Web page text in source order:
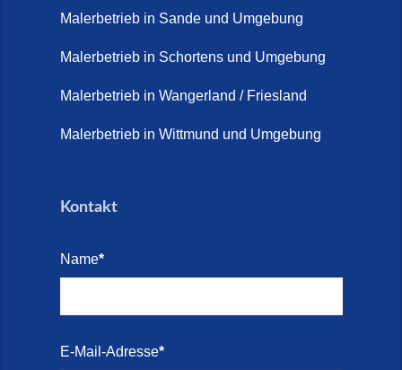
Malerbetrieb in Sande und Umgebung
Malerbetrieb in Schortens und Umgebung
Malerbetrieb in Wangerland / Friesland
Malerbetrieb in Wittmund und Umgebung
Kontakt
Name*
E-Mail-Adresse*